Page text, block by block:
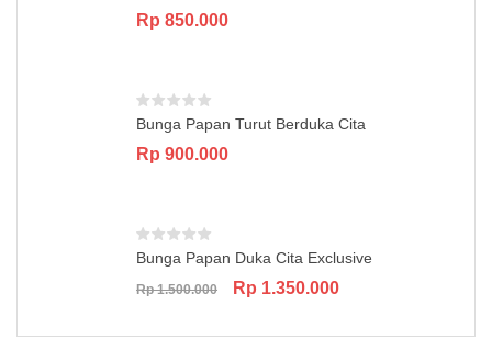
Rp 850.000
Bunga Papan Turut Berduka Cita
Rp 900.000
Bunga Papan Duka Cita Exclusive
Rp1.500.000
Original
Rp 1.350.000Current